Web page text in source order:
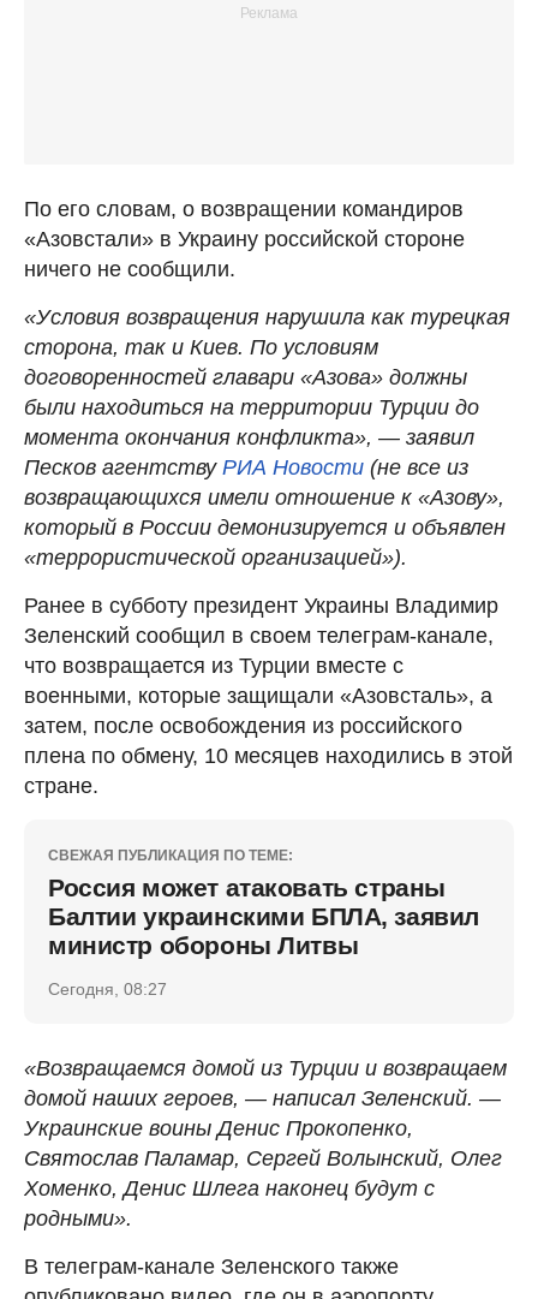
По его словам, о возвращении командиров
«Азовстали» в Украину российской стороне
ничего не сообщили.
«Условия возвращения нарушила как турецкая
сторона, так и Киев. По условиям
договоренностей главари «Азова» должны
были находиться на территории Турции до
момента окончания конфликта», — заявил
Песков агентству РИА Новости (не все из
возвращающихся имели отношение к «Азову»,
который в России демонизируется и объявлен
«террористической организацией»).
Ранее в субботу президент Украины Владимир
Зеленский сообщил в своем телеграм-канале,
что возвращается из Турции вместе с
военными, которые защищали «Азовсталь», а
затем, после освобождения из российского
плена по обмену, 10 месяцев находились в этой
стране.
СВЕЖАЯ ПУБЛИКАЦИЯ ПО ТЕМЕ:
Россия может атаковать страны
Балтии украинскими БПЛА, заявил
министр обороны Литвы
Сегодня, 08:27
«Возвращаемся домой из Турции и возвращаем
домой наших героев, — написал Зеленский. —
Украинские воины Денис Прокопенко,
Святослав Паламар, Сергей Волынский, Олег
Хоменко, Денис Шлега наконец будут с
родными».
В телеграм-канале Зеленского также